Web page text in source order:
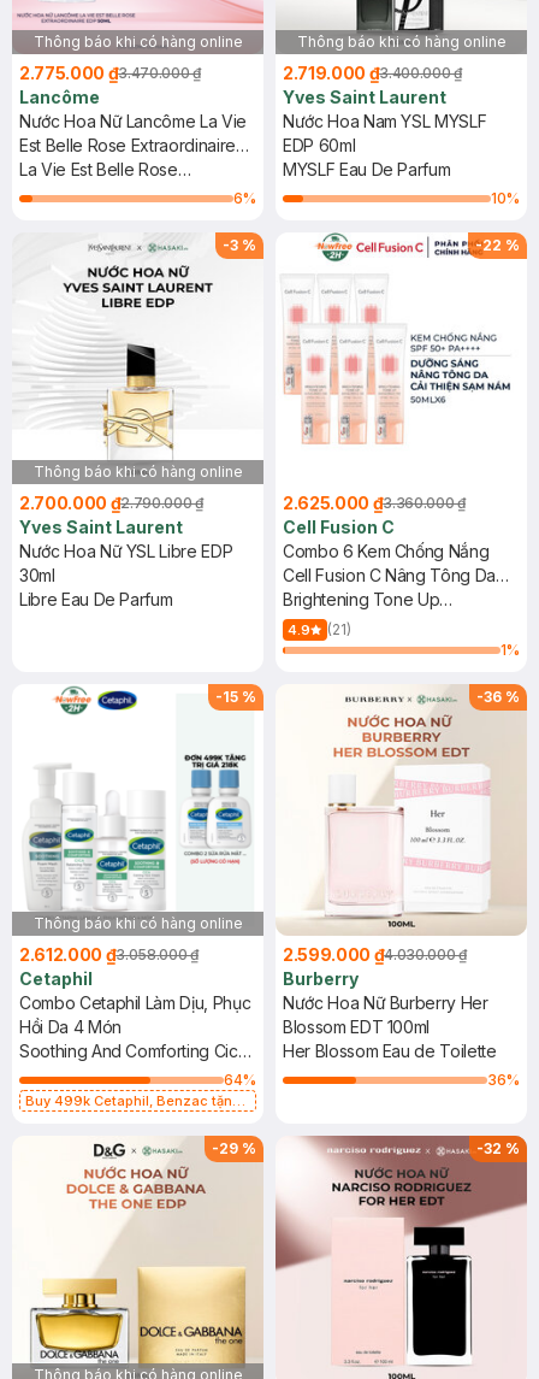
Thông báo khi có hàng online
2.775.000 ₫3.470.000 ₫
Lancôme
Nước Hoa Nữ Lancôme La Vie
Est Belle Rose Extraordinaire
EDP 50ml
La Vie Est Belle Rose
Extraordinaire Eau De Parfum6%
Thông báo khi có hàng online
2.719.000 ₫3.400.000 ₫
Yves Saint Laurent
Nước Hoa Nam YSL MYSLF
EDP 60ml
MYSLF Eau De Parfum
10%
-3 %
Thông báo khi có hàng online
2.700.000 ₫2.790.000 ₫
Yves Saint Laurent
Nước Hoa Nữ YSL Libre EDP
30ml
Libre Eau De Parfum
-22 %
2.625.000 ₫3.360.000 ₫
Cell Fusion C
Combo 6 Kem Chống Nắng
Cell Fusion C Nâng Tông Da
50ml
Brightening Tone Up
Sunscreen 100 SPF50+/ PA
++++
4.9
(21)
1%
-15 %
Thông báo khi có hàng online
2.612.000 ₫3.058.000 ₫
Cetaphil
Combo Cetaphil Làm Dịu, Phục
Hồi Da 4 Món
Soothing And Comforting Cica
Restoring Serum+Calming
Face Cream+Balancing
64%
Buy 499k Cetaphil, Benzac tặng
-36 %
2.599.000 ₫4.030.000 ₫
Burberry
Nước Hoa Nữ Burberry Her
Blossom EDT 100ml
Her Blossom Eau de Toilette
36%
-29 %
Thông báo khi có hàng online
-32 %